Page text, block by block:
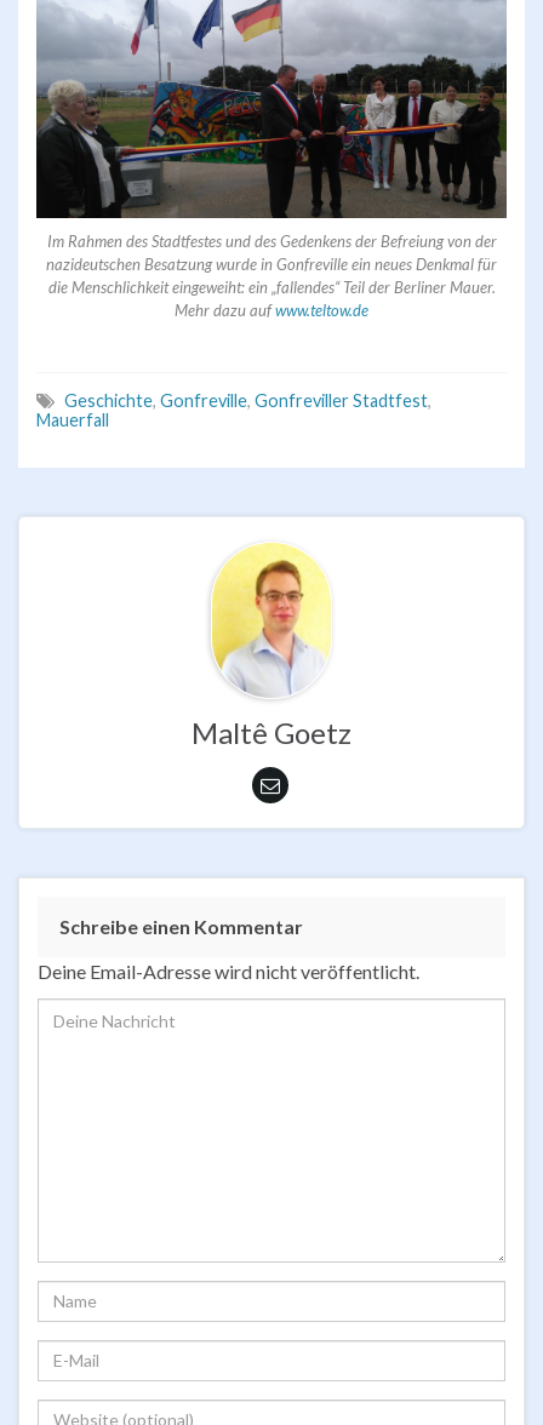
Im Rahmen des Stadtfestes und des Gedenkens der Befreiung von der
nazideutschen Besatzung wurde in Gonfreville ein neues Denkmal für
die Menschlichkeit eingeweiht: ein „fallendes“ Teil der Berliner Mauer.
Mehr dazu aufwww.teltow.de
Geschichte, Gonfreville, Gonfreviller Stadtfest,
Mauerfall
Maltê Goetz
Schreibe einen Kommentar
Deine Email-Adresse wird nicht veröffentlicht.